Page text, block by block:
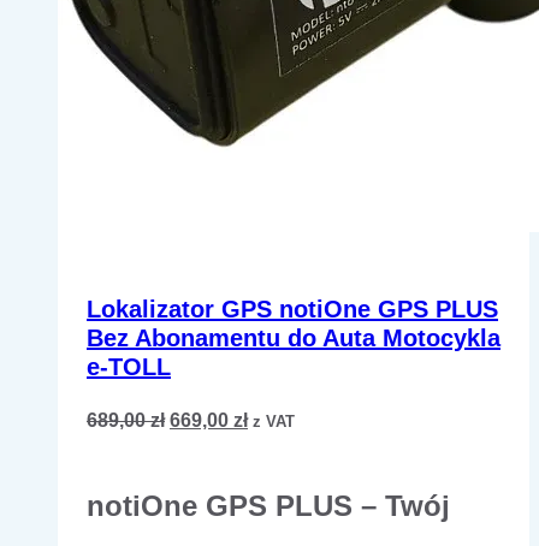
Lokalizator GPS notiOne GPS PLUS
Bez Abonamentu do Auta Motocykla
e-TOLL
689,00zł Pierwotna
wynosiła:
669,00 złAktualna
wynosi:
z VAT
notiOne GPS PLUS – Twój